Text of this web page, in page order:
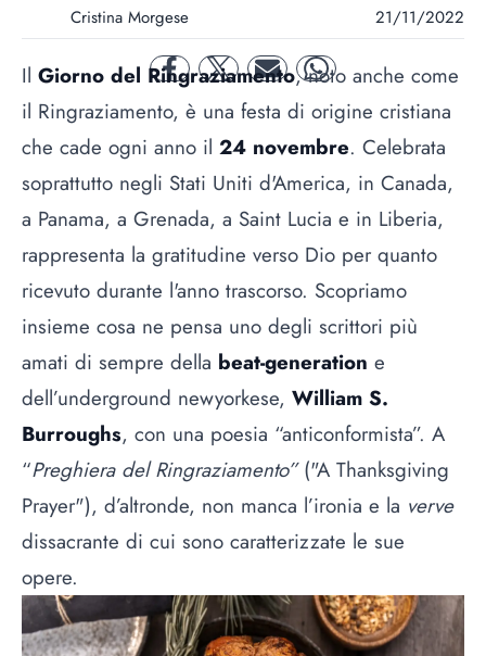
Cristina Morgese 21/11/2022
facebooktwitter mail whatsapp
Il Giorno del Ringraziamento, noto anche come
il Ringraziamento, è una festa di origine cristiana
che cade ogni anno il 24 novembre. Celebrata
soprattutto negli Stati Uniti d'America, in Canada,
a Panama, a Grenada, a Saint Lucia e in Liberia,
rappresenta la gratitudine verso Dio per quanto
ricevuto durante l'anno trascorso. Scopriamo
insieme cosa ne pensa uno degli scrittori più
amati di sempre della beat-generation e
dell’underground newyorkese, William S.
Burroughs, con una poesia “anticonformista”. A
“Preghiera del Ringraziamento”("A Thanksgiving
Prayer"), d’altronde, non manca l’ironia e la verve
dissacrante di cui sono caratterizzate le sue
opere.